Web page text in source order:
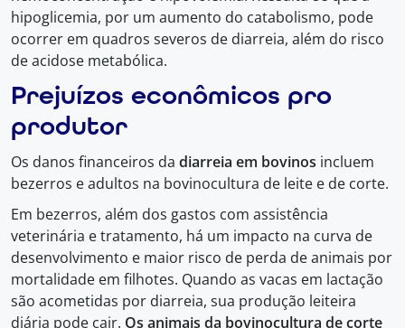
hipoglicemia, por um aumento do catabolismo, pode
ocorrer em quadros severos de diarreia, além do risco
de acidose metabólica.
Prejuízos econômicos pro
produtor
Os danos financeiros da diarreia em bovinos incluem
bezerros e adultos na bovinocultura de leite e de corte.
Em bezerros, além dos gastos com assistência
veterinária e tratamento, há um impacto na curva de
desenvolvimento e maior risco de perda de animais por
mortalidade em filhotes. Quando as vacas em lactação
são acometidas por diarreia, sua produção leiteira
diária pode cair. Os animais da bovinocultura de corte